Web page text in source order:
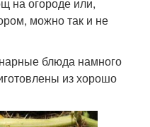
можно так и не
блюда намного
из хорошо